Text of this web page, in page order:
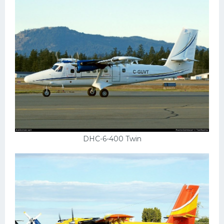
DHC-6-400 Twin